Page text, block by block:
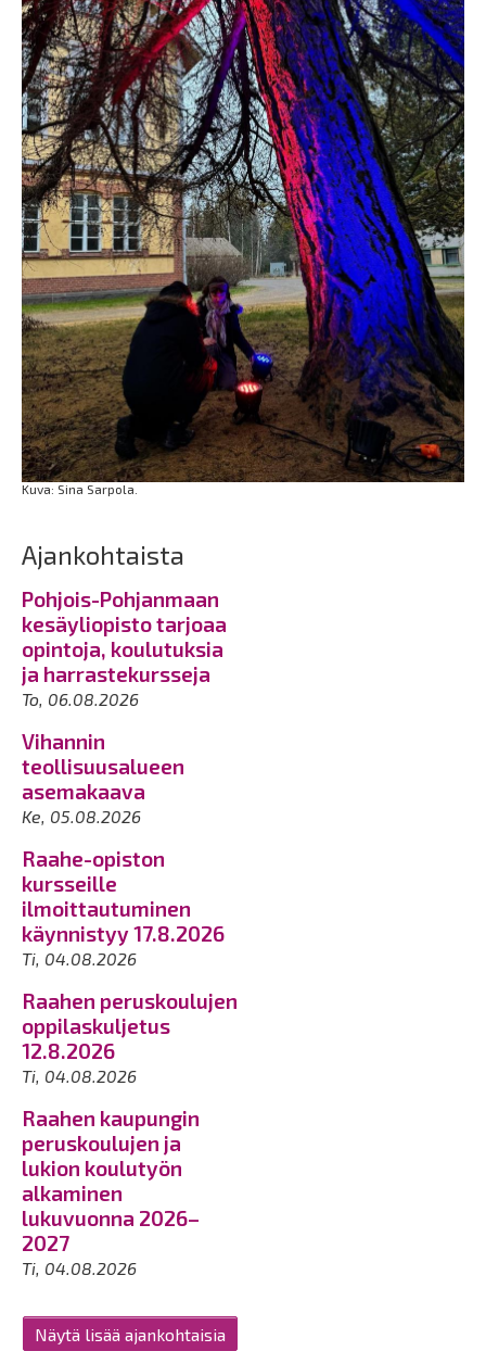
Kuva: Sina Sarpola.
Ajankohtaista
Pohjois-Pohjanmaan
kesäyliopisto tarjoaa
opintoja, koulutuksia
ja harrastekursseja
To, 06.08.2026
Vihannin
teollisuusalueen
asemakaava
Ke, 05.08.2026
Raahe-opiston
kursseille
ilmoittautuminen
käynnistyy 17.8.2026
Ti, 04.08.2026
Raahen peruskoulujen
oppilaskuljetus
12.8.2026
Ti, 04.08.2026
Raahen kaupungin
peruskoulujen ja
lukion koulutyön
alkaminen
lukuvuonna 2026–
2027
Ti, 04.08.2026
Näytä lisää ajankohtaisia